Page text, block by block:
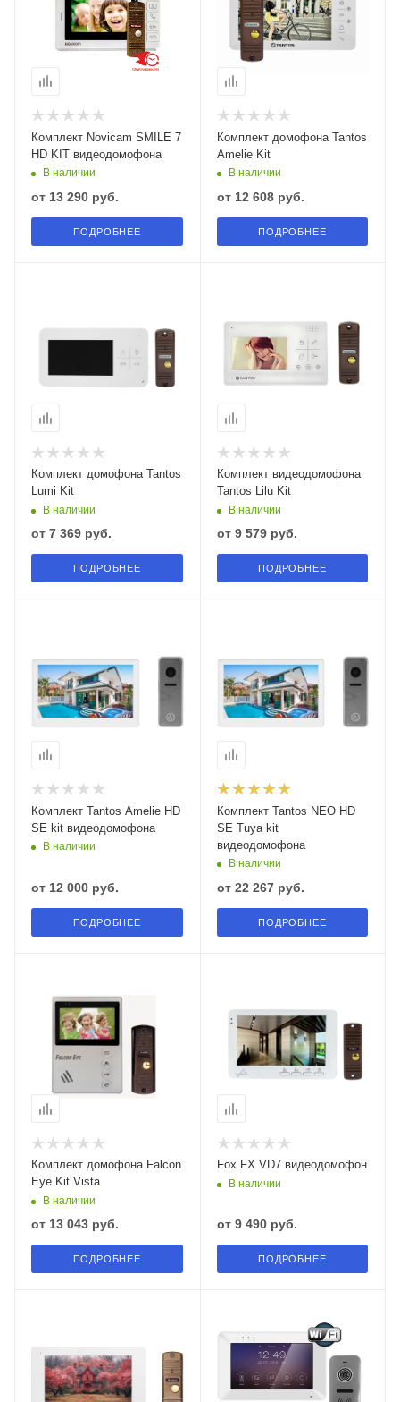
Комплект Novicam SMILE 7
HD KIT видеодомофона
В наличии
от 13 290 руб.
ПОДРОБНЕЕ
Комплект домофона Tantos
Amelie Kit
В наличии
от 12 608 руб.
ПОДРОБНЕЕ
Комплект домофона Tantos
Lumi Kit
В наличии
от 7 369 руб.
ПОДРОБНЕЕ
Комплект видеодомофона
Tantos Lilu Kit
В наличии
от 9 579 руб.
ПОДРОБНЕЕ
Комплект Tantos Amelie HD
SE kit видеодомофона
В наличии
от 12 000 руб.
ПОДРОБНЕЕ
Комплект Tantos NEO HD
SE Tuya kit
видеодомофона
В наличии
от 22 267 руб.
ПОДРОБНЕЕ
Комплект домофона Falcon
Eye Kit Vista
В наличии
от 13 043 руб.
ПОДРОБНЕЕ
Fox FX VD7 видеодомофон
В наличии
от 9 490 руб.
ПОДРОБНЕЕ